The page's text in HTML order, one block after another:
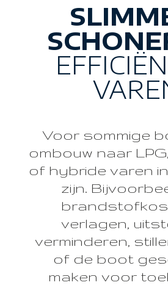
Voor sommige
ombouw naar
of hybride varen
zijn.
verlagen,
verminderen,
of de boot
maken voor